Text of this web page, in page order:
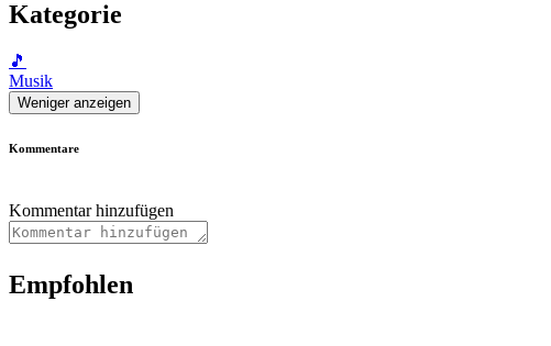
Kategorie
🎵
Musik
Weniger anzeigen
Kommentare
Kommentar hinzufügen
Empfohlen